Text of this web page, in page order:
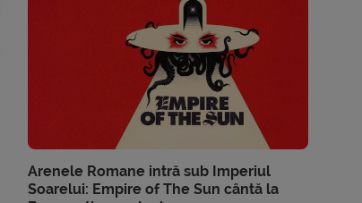
Arenele Romane intră sub Imperiul
Soarelui: Empire of The Sun cântă la